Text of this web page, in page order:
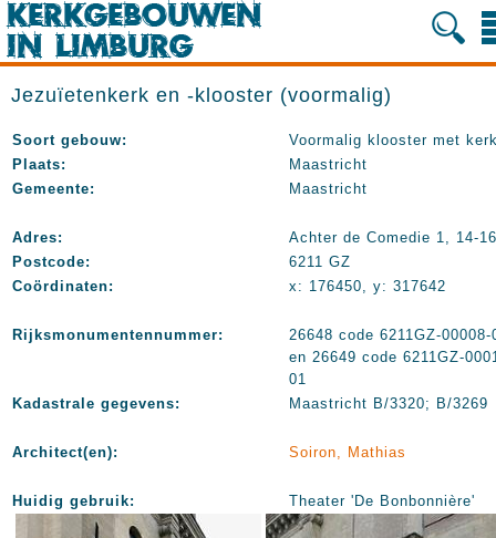
Jezuïetenkerk en -klooster (voormalig)
Soort gebouw:
Voormalig klooster met
Plaats:
Maastricht
Gemeente:
Maastricht
Adres:
Achter de Comedie 1, 14-16
Postcode:
6211 GZ
Coördinaten:
x: 176450, y: 317642
Rijksmonumentennummer:
26648 code 6211GZ-00008-
en 26649 code 6211GZ-
01
Kadastrale gegevens:
Maastricht B/3320; B/3269
Architect(en): Soiron, Mathias
Huidig gebruik: Theater 'De Bonbonnière'